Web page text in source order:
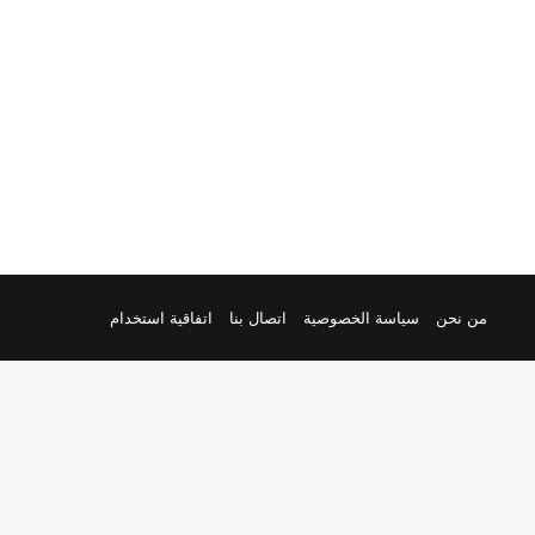
من نحن سياسة الخصوصية اتصال بنا اتفاقية استخدام